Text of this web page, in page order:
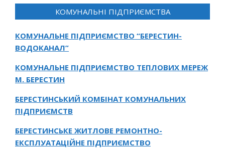
КОМУНАЛЬНІ ПІДПРИЄМСТВА
КОМУНАЛЬНЕ ПІДПРИЄМСТВО “БЕРЕСТИН-
ВОДОКАНАЛ”
КОМУНАЛЬНЕ ПІДПРИЄМСТВО ТЕПЛОВИХ МЕРЕЖ
М. БЕРЕСТИН
БЕРЕСТИНСЬКИЙ КОМБІНАТ КОМУНАЛЬНИХ
ПІДПРИЄМСТВ
БЕРЕСТИНСЬКЕ ЖИТЛОВЕ РЕМОНТНО-
ЕКСПЛУАТАЦІЙНЕ ПІДПРИЄМСТВО